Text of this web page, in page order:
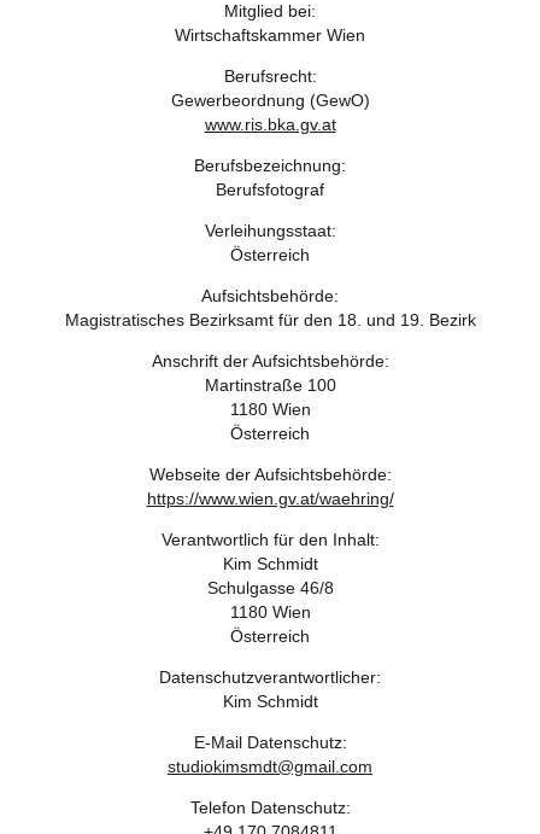
Mitglied bei:
Wirtschaftskammer Wien
Berufsrecht:
Gewerbeordnung (GewO)
www.ris.bka.gv.at
Berufsbezeichnung:
Berufsfotograf
Verleihungsstaat:
Österreich
Aufsichtsbehörde:
Magistratisches Bezirksamt für den 18. und 19. Bezirk
Anschrift der Aufsichtsbehörde:
Martinstraße 100
1180 Wien
Österreich
Webseite der Aufsichtsbehörde:
https://www.wien.gv.at/waehring/
Verantwortlich für den Inhalt:
Kim Schmidt
Schulgasse 46/8
1180 Wien
Österreich
Datenschutzverantwortlicher:
Kim Schmidt
E-Mail Datenschutz:
studiokimsmdt@gmail.com
Telefon Datenschutz: